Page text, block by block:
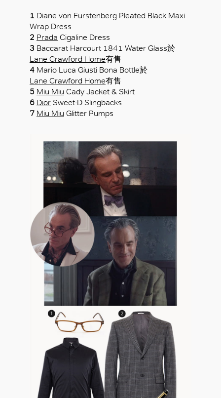
1 Diane von Furstenberg Pleated Black Maxi
Wrap Dress
2 Prada Cigaline Dress
3 Baccarat Harcourt 1841 Water Glass於
Lane Crawford Home有售
4 Mario Luca Giusti Bona Bottle於
Lane Crawford Home有售
5 Miu Miu Cady Jacket & Skirt
6 Dior Sweet-D Slingbacks
7 Miu Miu Glitter Pumps
好